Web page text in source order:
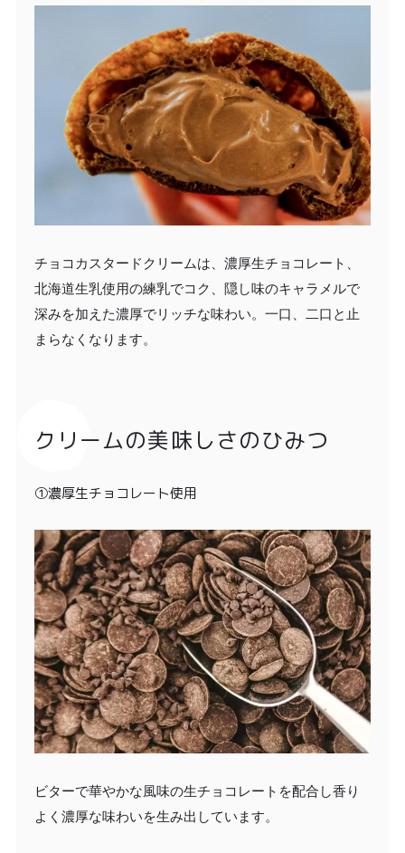
チョコカスタードクリームは、濃厚生チョコレート、
北海道生乳使用の練乳でコク、隠し味のキャラメルで
深みを加えた濃厚でリッチな味わい。一口、二口と止
まらなくなります。
クリームの美味しさのひみつ
①濃厚生チョコレート使用
ビターで華やかな風味の生チョコレートを配合し香り
よく濃厚な味わいを生み出しています。